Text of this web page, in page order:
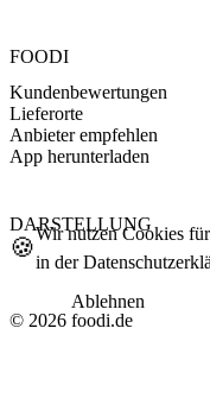
FOODI
Kundenbewertungen
Lieferorte
Anbieter empfehlen
App herunterladen
DARSTELLUNG
© 2026 foodi.de
🍪Wir nutzen Cookies
in der
Ablehnen